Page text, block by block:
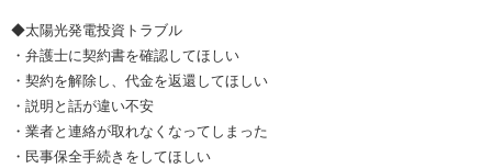
◆太陽光発電投資トラブル
・弁護士に契約書を確認してほしい
・契約を解除し、代金を返還してほしい
・説明と話が違い不安
・業者と連絡が取れなくなってしまった
・民事保全手続きをしてほしい